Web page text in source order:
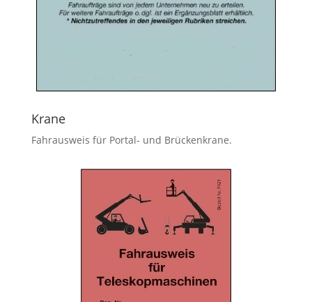
Krane
Fahrausweis für Portal- und Brückenkrane.